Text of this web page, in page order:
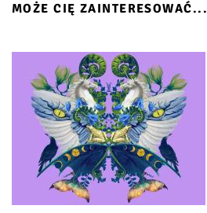
MOŻE CIĘ ZAINTERESOWAĆ...